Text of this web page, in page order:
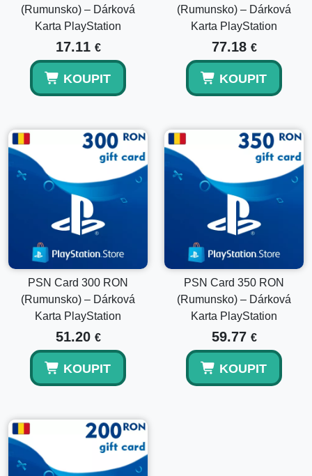
prostředkům v peněžence PlayStation.
(Rumunsko) – Dárková
Karta PlayStation
17.11 €
KOUPIT
(Rumunsko) – Dárková
Karta PlayStation
77.18 €
KOUPIT
PSN Card 300 RON
(Rumunsko) – Dárková
Karta PlayStation
51.20 €
KOUPIT
PSN Card 350 RON
(Rumunsko) – Dárková
Karta PlayStation
59.77 €
KOUPIT